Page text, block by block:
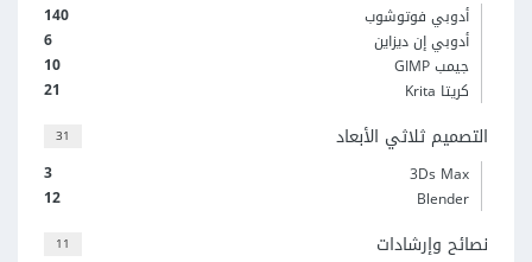
140
أدوبي فوتوشوب
6
أدوبي إن ديزاين
10
جيمب GIMP
21
كريتا Krita
31 التصميم ثلاثي الأبعاد
3
3Ds Max
12
Blender
11 نصائح وإرشادات